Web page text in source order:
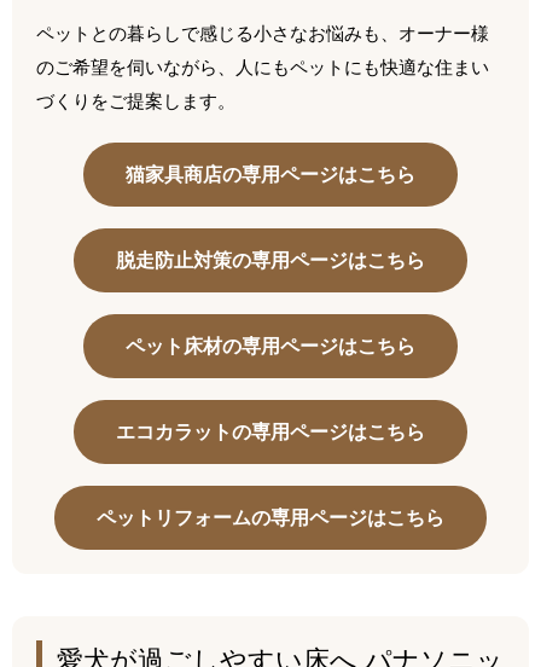
ペットとの暮らしで感じる小さなお悩みも、オーナー様
のご希望を伺いながら、人にもペットにも快適な住まい
づくりをご提案します。
猫家具商店の専用ページはこちら
脱走防止対策の専用ページはこちら
ペット床材の専用ページはこちら
エコカラットの専用ページはこちら
ペットリフォームの専用ページはこちら
愛犬が過ごしやすい床へ パナソニッ